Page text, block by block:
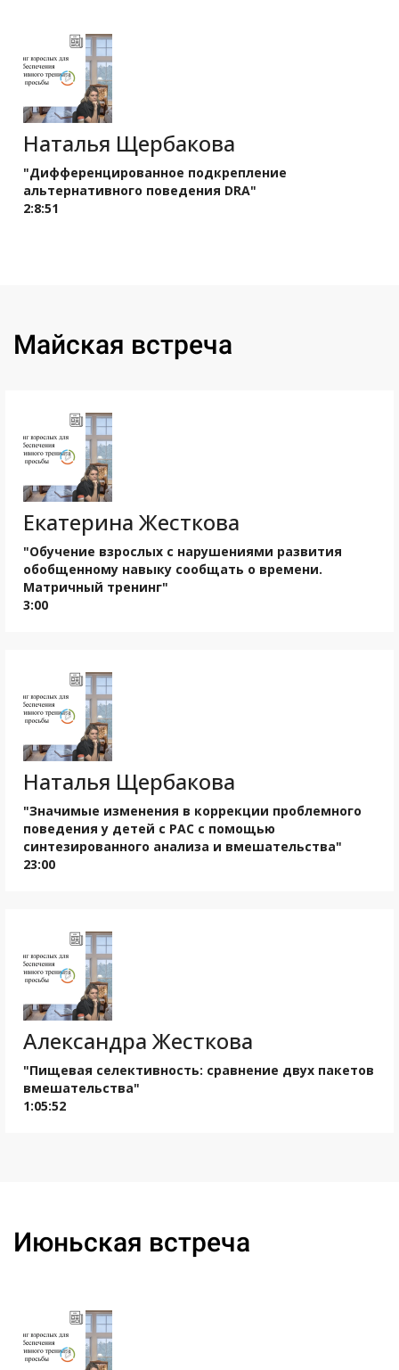
Наталья Щербакова
"Дифференцированное подкрепление
альтернативного поведения DRA"
2:8:51
Майская встреча
Екатерина Жесткова
"Обучение взрослых с нарушениями развития
обобщенному навыку сообщать о времени.
Матричный тренинг"
3:00
Наталья Щербакова
"Значимые изменения в коррекции проблемного
поведения у детей с РАС с помощью
синтезированного анализа и вмешательства"
23:00
Александра Жесткова
"Пищевая селективность: сравнение двух пакетов
вмешательства"
1:05:52
Июньская встреча